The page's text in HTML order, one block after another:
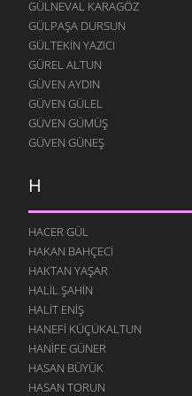
İNSAN OLALIM BEYLER
23 KASIM 2009
SEVDAN ETTI
21 KASIM 2009
DOĞAYI ÖZLERDIK
21 KASIM 2009
SÖZÜM ANLAYANA
HALI PERIŞAN
13 KASIM 2009
KÖYDE SENI BEKLIYOR
4 KASIM 2009
YOLUMUZ VARDIĞI ZAMAN
1 KASIM 2009
KÖY YERINE GIDESIN VAR
30 EKIM 2009
DOSTLAR
25 EKIM 2009
GÜLNEVAL KARAGÖZ
GÜLPAŞA DURSUN
GÜLTEKIN YAZICI
GÜREL ALTUN
GÜVEN AYDIN
GÜVEN GÜLEL
GÜVEN GÜMÜŞ
GÜVEN GÜNEŞ
H
HACER GÜL
HAKAN BAHÇECI
HAKTAN YAŞAR
HALIL ŞAHIN
HALIT ENIŞ
HANEFI KÜÇÜKALTUN
HANIFE GÜNER
HASAN BÜYÜK
HASAN TORUN